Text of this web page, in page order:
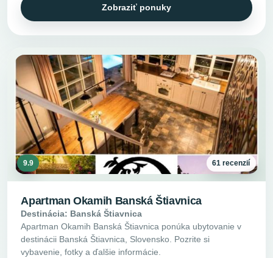
Zobraziť ponuky
9.9 61 recenzií
Apartman Okamih Banská Štiavnica
Destinácia: Banská Štiavnica
Apartman Okamih Banská Štiavnica ponúka ubytovanie v
destinácii Banská Štiavnica, Slovensko. Pozrite si
vybavenie, fotky a ďalšie informácie.